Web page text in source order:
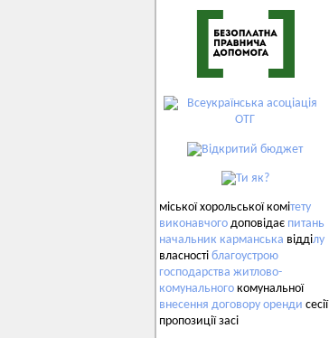
міської хорольської комітету
виконавчого доповідає питань
начальник карманська відділу
власності благоустрою
господарства житлово-
комунального комунальної
внесення договору оренди сесії
пропозиції засі